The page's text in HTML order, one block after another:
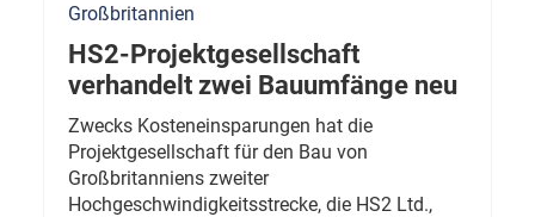
Großbritannien
HS2-Projektgesellschaft
verhandelt zwei Bauumfänge neu
Zwecks Kosteneinsparungen hat die
Projektgesellschaft für den Bau von
Großbritanniens zweiter
Hochgeschwindigkeitsstrecke, die HS2 Ltd.,